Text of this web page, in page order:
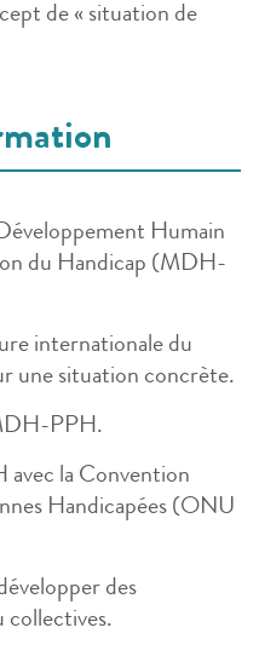
de « situation de
Humain
du Handicap (MDH-
internationale du
une situation concrète.
PPH.
la Convention
Handicapées (ONU
des
collectives.